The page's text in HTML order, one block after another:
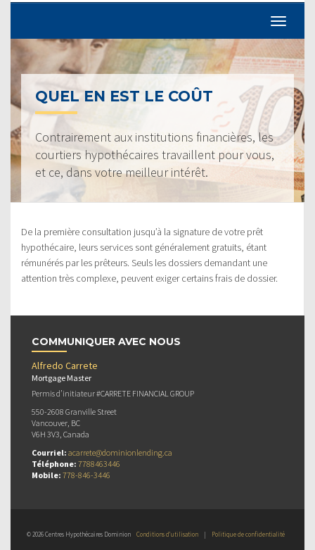
QUEL EN EST LE COÛT
Contrairement aux institutions financières, les
courtiers hypothécaires travaillent pour vous,
et ce, dans votre meilleur intérêt.
De la première consultation jusqu’à la signature de votre prêt
hypothécaire, leurs services sont généralement gratuits, étant
rémunérés par les prêteurs. Seuls les dossiers demandant une
attention très complexe, peuvent exiger certains frais de dossier.
COMMUNIQUER AVEC NOUS
Alfredo Carrete
Mortgage Master
Permis d’initiateur #CARRETE FINANCIAL GROUP
550-2608 Granville Street
Vancouver, BC
V6H 3V3, Canada
Courriel: acarrete@dominionlending.ca
Téléphone: 7788463446
Mobile: 778-846-3446
© 2026 Centres Hypothécaires Dominion Conditions d’utilisation | Politique de confidentialité